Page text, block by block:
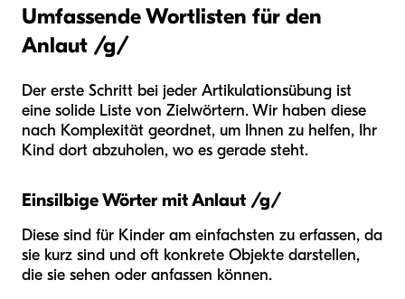
Umfassende Wortlisten für den
Anlaut /g/
Der erste Schritt bei jeder Artikulationsübung ist
eine solide Liste von Zielwörtern. Wir haben diese
nach Komplexität geordnet, um Ihnen zu helfen, Ihr
Kind dort abzuholen, wo es gerade steht.
Einsilbige Wörter mit Anlaut /g/
Diese sind für Kinder am einfachsten zu erfassen, da
sie kurz sind und oft konkrete Objekte darstellen,
die sie sehen oder anfassen können.